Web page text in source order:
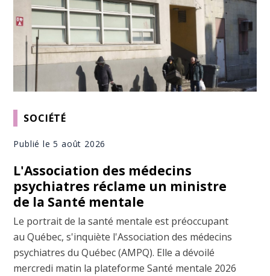
SOCIÉTÉ
Publié le 5 août 2026
L'Association des médecins
psychiatres réclame un ministre
de la Santé mentale
Le portrait de la santé mentale est préoccupant
au Québec, s'inquiète l'Association des médecins
psychiatres du Québec (AMPQ). Elle a dévoilé
mercredi matin la plateforme Santé mentale 2026